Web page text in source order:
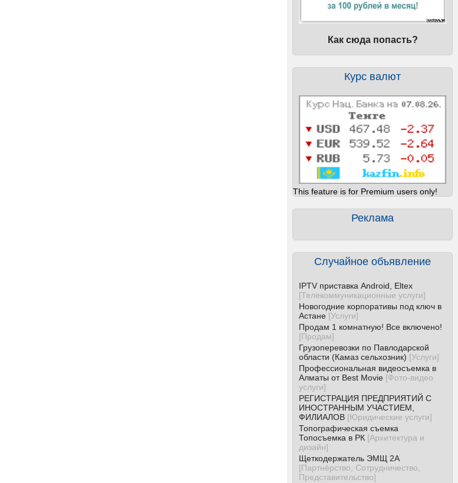
Как сюда попасть?
Курс валют
This feature is for Premium users only!
Реклама
Случайное объявление
IPTV приставка Android, Eltex
[Телекоммуникационные услуги]
Новогодние корпоративы под ключ в
Астане [Услуги]
Продам 1 комнатную! Все включено!
[Продам]
Грузоперевозки по Павлодарской
области (Камаз сельхозник) [Услуги]
Профессиональная видеосъемка в
Алматы от Best Movie [Фото-видео
услуги]
РЕГИСТРАЦИЯ ПРЕДПРИЯТИЙ С
ИНОСТРАННЫМ УЧАСТИЕМ,
ФИЛИАЛОВ [Юридические услуги]
Топографическая съемка
Топосъемка в РК [Архитектура и
дизайн]
Щеткодержатель ЭМЩ 2А
[Партнёрство, Сотрудничество,
Представительство]